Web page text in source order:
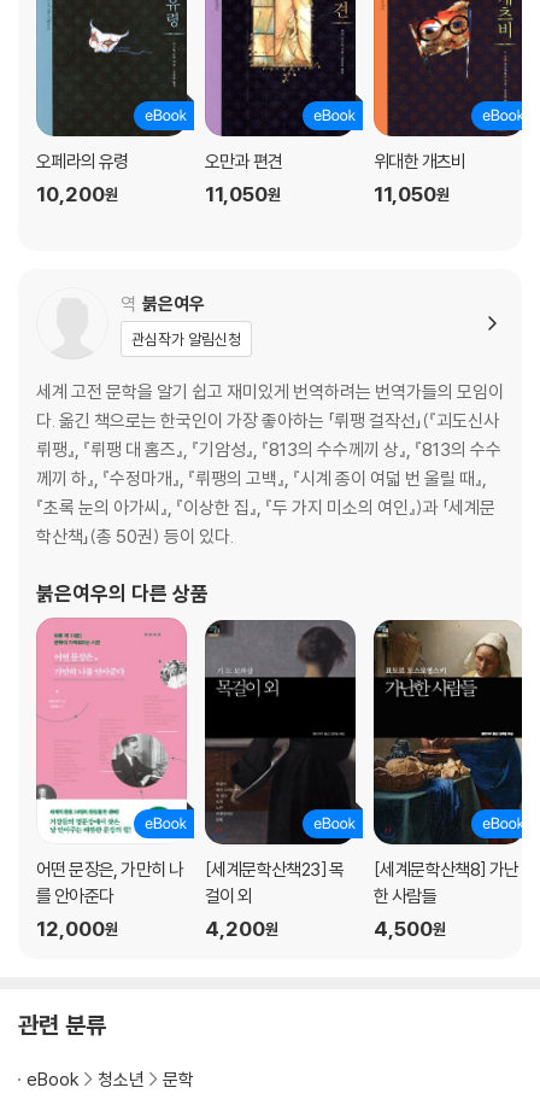
오페라의 유령
10,200원
오만과 편견
11,050원
위대한 개츠비
11,050원
역 붉은여우
관심작가 알림신청
세계 고전 문학을 알기 쉽고 재미있게 번역하려는 번역가들의 모임이
다. 옮긴 책으로는 한국인이 가장 좋아하는 「뤼팽 걸작선」(『괴도신사
뤼팽』, 『뤼팽 대 홈즈』, 『기암성』, 『813의 수수께끼 상』, 『813의 수수
께끼 하』, 『수정마개』, 『뤼팽의 고백』, 『시계 종이 여덟 번 울릴 때』,
『초록 눈의 아가씨』, 『이상한 집』, 『두 가지 미소의 여인』)과 「세계문
학산책」(총 50권) 등이 있다.
붉은여우의 다른 상품
어떤 문장은, 가만히 나
를 안아준다
12,000원
[세계문학산책23] 목
걸이 외
4,200원
[세계문학산책8] 가난
한 사람들
4,500원
관련 분류
eBook 청소년 문학